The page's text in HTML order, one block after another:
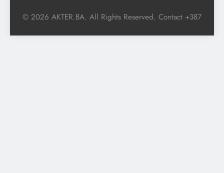
© 2026 AKTER.BA. All Rights Reserved. Contact +387